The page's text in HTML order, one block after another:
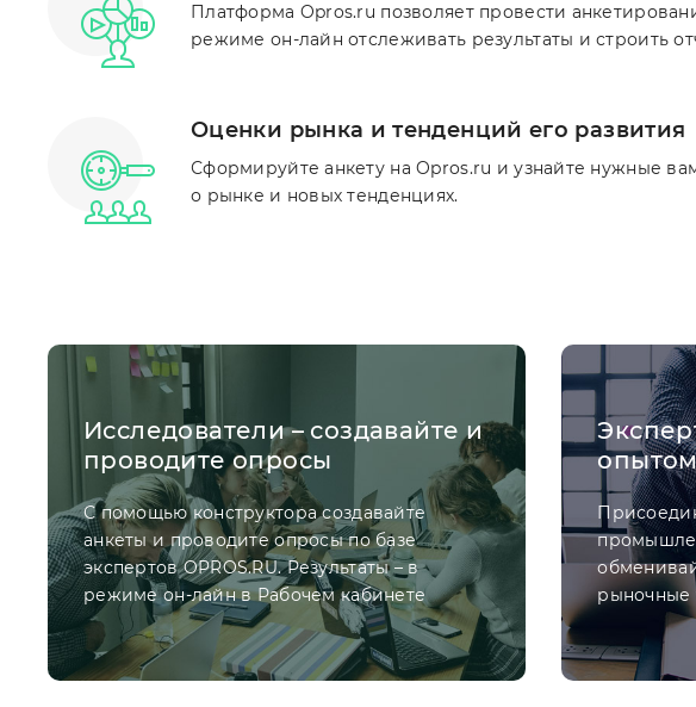
Платформа Opros.ru позволяет провести
режиме он-лайн отслеживать результаты и строить
Оценки рынка и тенденций его развития
Сформируйте анкету на Opros.ru и узнайте нужные
о рынке и новых тенденциях.
Исследователи – создавайте и
проводите опросы
С помощью конструктора создавайте
анкеты и проводите опросы по базе
экспертов OPROS.RU. Результаты – в
режиме он-лайн в Рабочем кабинете
рыночные